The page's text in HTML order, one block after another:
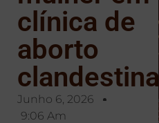
clínica de
aborto
clandestina
Junho 6, 2026
9:06 Am